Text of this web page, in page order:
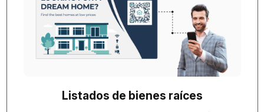
Listados de bienes raíces